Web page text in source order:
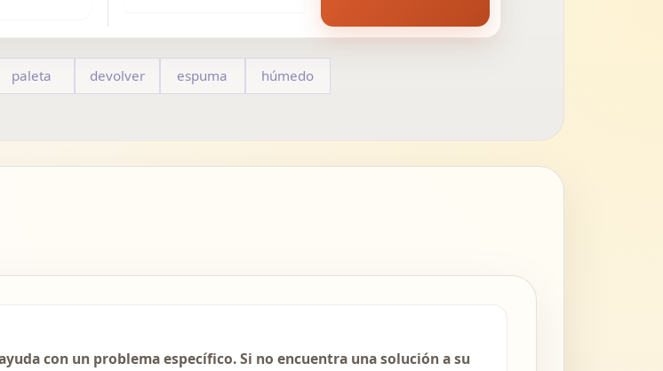
paleta devolver espuma húmedo
con un problema específico. Si no encuentra una solución a su